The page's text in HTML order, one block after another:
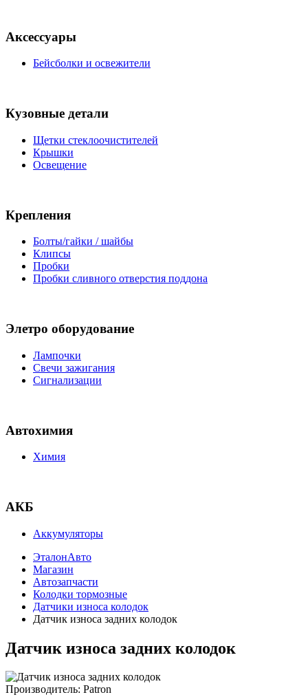
Аксессуары
Бейсболки и освежители
Кузовные детали
Щетки стеклоочистителей
Крышки
Освещение
Крепления
Болты/гайки / шайбы
Клипсы
Пробки
Пробки сливного отверстия поддона
Элетро оборудование
Лампочки
Свечи зажигания
Сигнализации
Автохимия
Химия
АКБ
Аккумуляторы
ЭталонАвто
Магазин
Автозапчасти
Колодки тормозные
Датчики износа колодок
Датчик износа задних колодок
Датчик износа задних колодок
Производитель: Patron